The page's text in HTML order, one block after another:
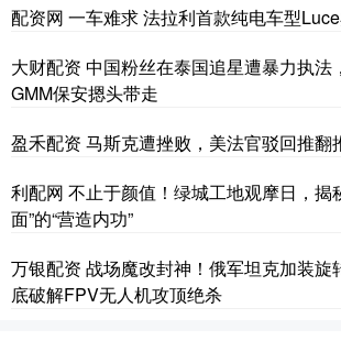
配资网 一车难求 法拉利首款纯电车型
大财配资 中国粉丝在泰国追星遭暴力执法
GMM保安摁头带走
盈禾配资 马斯克遭挫败，美法官驳回推翻
利配网 不止于颜值！绿城工地观摩日，揭
面”的“营造内功”
万银配资 战场魔改封神！俄军坦克加装旋
底破解FPV无人机攻顶绝杀